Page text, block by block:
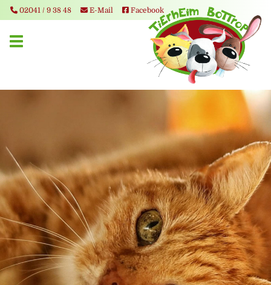
02041 / 9 38 48 E-Mail Facebook
Toggle navigation